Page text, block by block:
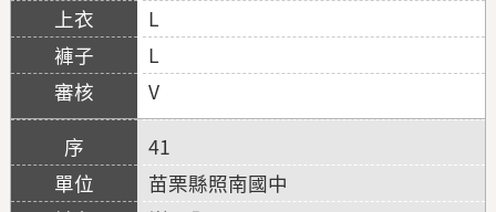
L
L
V
41
苗栗縣照南國中